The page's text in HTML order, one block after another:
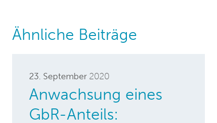
Ähnliche Beiträge
23. September 2020
Anwachsung eines
GbR-Anteils: